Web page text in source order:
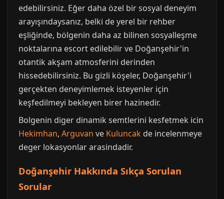
edebilirsiniz. Eğer daha özel bir sosyal deneyim
arayışındaysanız, belki de yerel bir rehber
eşliğinde, bölgenin daha az bilinen sosyalleşme
noktalarına escort edilebilir ve Doğanşehir'in
otantik akşam atmosferini derinden
hissedebilirsiniz. Bu gizli köşeler, Doğanşehir'i
gerçekten deneyimlemek isteyenler için
keşfedilmeyi bekleyen birer hazinedir.
Bolgenin diger dinamik semtlerini kesfetmek icin
Hekimhan, Arguvan ve Kuluncak de incelenmeye
deger lokasyonlar arasindadir.
Doğanşehir Hakkında Sıkça Sorulan
Sorular